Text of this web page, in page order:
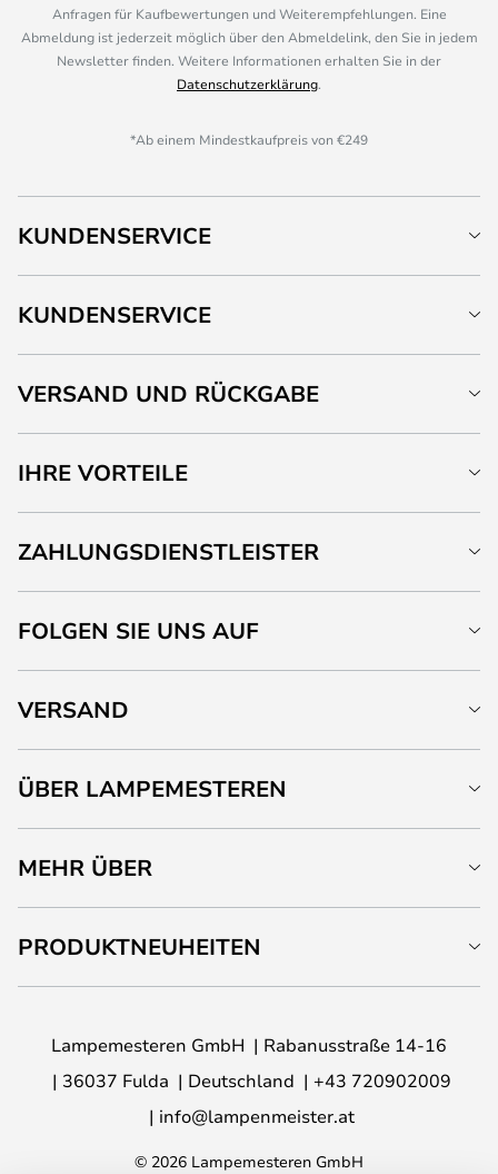
Anfragen für Kaufbewertungen und Weiterempfehlungen. Eine
Abmeldung ist jederzeit möglich über den Abmeldelink, den Sie in jedem
Newsletter finden. Weitere Informationen erhalten Sie in der
Datenschutzerklärung.
*Ab einem Mindestkaufpreis von €249
KUNDENSERVICE
KUNDENSERVICE
VERSAND UND RÜCKGABE
IHRE VORTEILE
ZAHLUNGSDIENSTLEISTER
FOLGEN SIE UNS AUF
VERSAND
ÜBER LAMPEMESTEREN
MEHR ÜBER
PRODUKTNEUHEITEN
Lampemesteren GmbH
Rabanusstraße 14-16
36037 Fulda
Deutschland
+43 720902009
info@lampenmeister.at
© 2026 Lampemesteren GmbH